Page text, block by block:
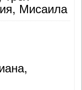
Мисаила